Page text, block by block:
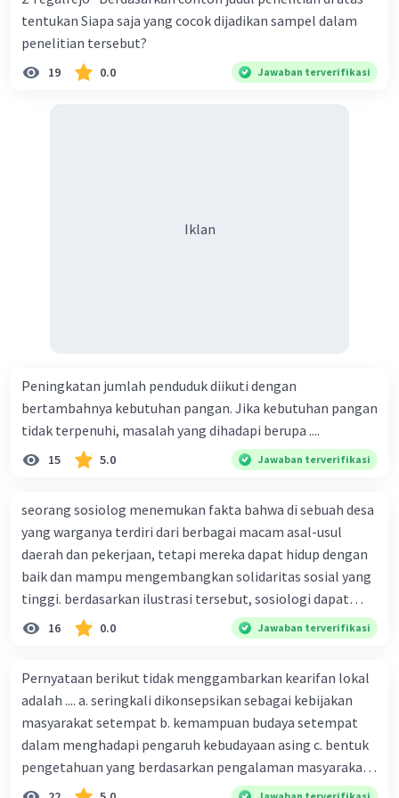
mengatasi masalah-masalah ini terus berlanjut, dengan
tujuan untuk mencapai masyarakat yang lebih adil,
tentukan Siapa saja yang cocok dijadikan sampel dalam
penelitian tersebut?
19 0.0 Jawaban terverifikasi
Iklan
Peningkatan jumlah penduduk diikuti dengan
bertambahnya kebutuhan pangan. Jika kebutuhan pangan
tidak terpenuhi, masalah yang dihadapi berupa ....
15 5.0 Jawaban terverifikasi
seorang sosiolog menemukan fakta bahwa di sebuah desa
yang warganya terdiri dari berbagai macam asal-usul
daerah dan pekerjaan, tetapi mereka dapat hidup dengan
baik dan mampu mengembangkan solidaritas sosial yang
tinggi. berdasarkan ilustrasi tersebut, sosiologi dapat
berfungsi sebagai ilmu yang ....
16 0.0 Jawaban terverifikasi
Pernyataan berikut tidak menggambarkan kearifan lokal
adalah .... a. seringkali dikonsepsikan sebagai kebijakan
masyarakat setempat b. kemampuan budaya setempat
dalam menghadapi pengaruh kebudayaan asing c. bentuk
pengetahuan yang berdasarkan pengalaman masyarakat
turun temurun antargenerasi d. Kebijakan manusia yang